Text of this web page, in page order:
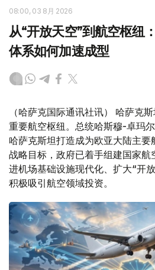
08:00, 03 8月 2026
从“开放天空”到航空枢纽
体系如何加速成型
（哈萨克国际通讯社讯） 哈萨克
重要航空枢纽。总统哈斯穆-卓玛
哈萨克斯坦打造成为欧亚大陆主
战略目标，政府已着手组建国家航
进机场基础设施现代化、扩大“开
积极吸引航空领域投资。